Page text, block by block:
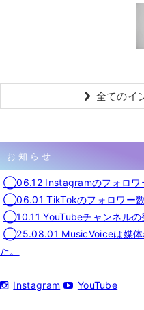
全てのイ
お知らせ
◯06.12 Instagramのフォロワ
◯06.01 TikTokのフォロワー数
◯10.11 YouTubeチャンネルの
◯25.08.01 MusicVoiceは媒体
た。
Instagram YouTube